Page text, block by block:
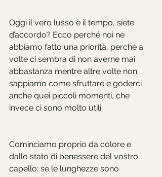
Oggi il vero lusso è il tempo, siete
d’accordo? Ecco perché noi ne
abbiamo fatto una priorità, perché a
volte ci sembra di non averne mai
abbastanza mentre altre volte non
sappiamo come sfruttare e goderci
anche quei piccoli momenti, che
invece ci sono molto utili.
Cominciamo proprio da colore e
dallo stato di benessere del vostro
capello: se le lunghezze sono